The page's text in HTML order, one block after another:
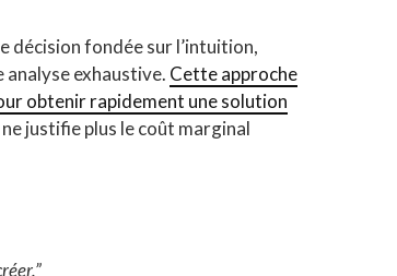
décision fondée sur l’intuition,
analyse exhaustive. Cette approche
obtenir rapidement une solution
ne justifie plus le coût marginal